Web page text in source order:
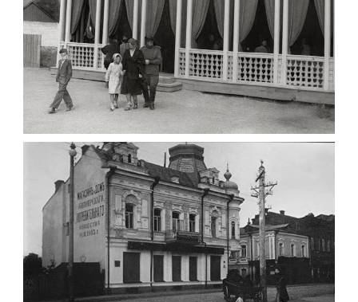
ПАВІЛЬЙОН МОРОЗИВА ЖИТОМИР 1947
Фото Житомир (1945-
1960)
Leave a comment